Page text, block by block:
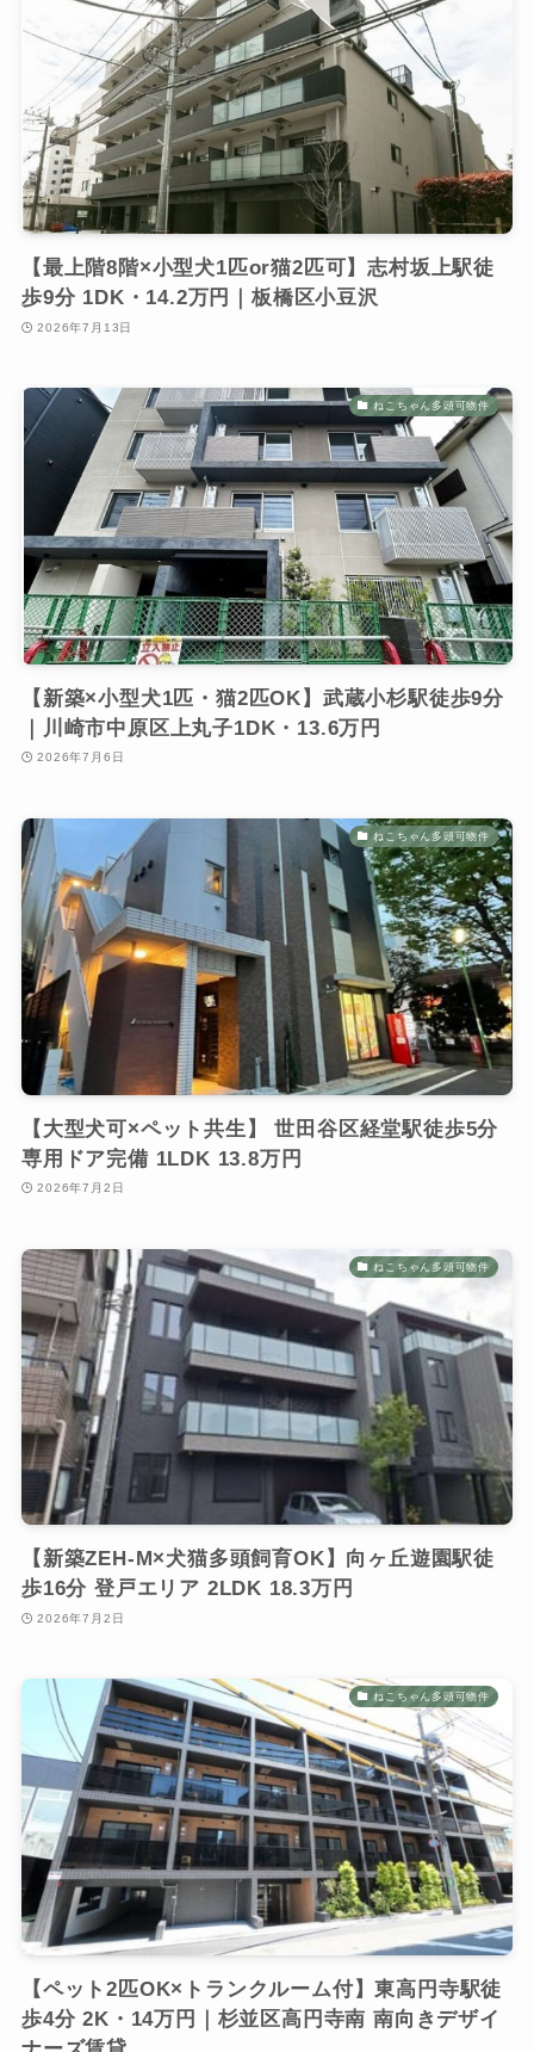
【最上階8階×小型犬1匹or猫2匹可】志村坂上駅徒
歩9分 1DK・14.2万円｜板橋区小豆沢
2026年7月13日
ねこちゃん多頭可物件
【新築×小型犬1匹・猫2匹OK】武蔵小杉駅徒歩9分
｜川崎市中原区上丸子1DK・13.6万円
2026年7月6日
ねこちゃん多頭可物件
【大型犬可×ペット共生】 世田谷区経堂駅徒歩5分
専用ドア完備 1LDK 13.8万円
2026年7月2日
ねこちゃん多頭可物件
【新築ZEH-M×犬猫多頭飼育OK】向ヶ丘遊園駅徒
歩16分 登戸エリア 2LDK 18.3万円
2026年7月2日
ねこちゃん多頭可物件
【ペット2匹OK×トランクルーム付】東高円寺駅徒
歩4分 2K・14万円｜杉並区高円寺南 南向きデザイ